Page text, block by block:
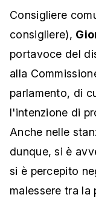
Consigliere
consigliere),
portavoce del
alla
parlamento, di
l'intenzione di
Anche nelle
dunque, si è
si è percepito
malessere tra la